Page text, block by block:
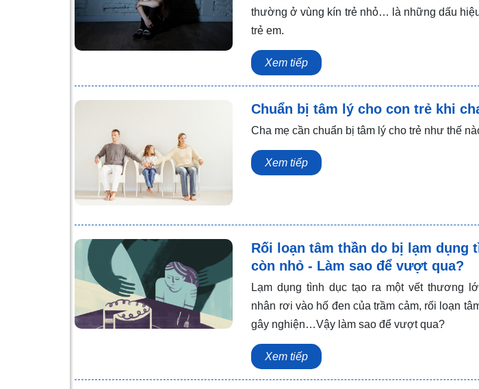
thường ở vùng kín trẻ nhỏ… là những dấu
trẻ em.
Xem tiếp
Chuẩn bị tâm lý cho con trẻ khi
Cha mẹ cần chuẩn bị tâm lý cho trẻ như thế
Xem tiếp
Rối loạn tâm thần do bị lạm dụng
còn nhỏ - Làm sao để vượt qua?
Lạm dụng tình dục tạo ra một vết thương
nhân rơi vào hố đen của trầm cảm, rối loạn
gây nghiện…Vậy làm sao để vượt qua?
Xem tiếp